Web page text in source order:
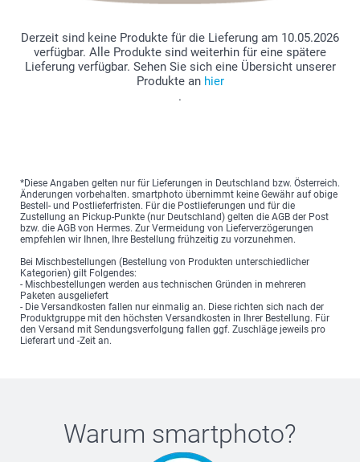
Derzeit sind keine Produkte für die Lieferung am 10.05.2026
verfügbar. Alle Produkte sind weiterhin für eine spätere
Lieferung verfügbar. Sehen Sie sich eine Übersicht unserer
Produkte an hier
.
*Diese Angaben gelten nur für Lieferungen in Deutschland bzw. Österreich.
Änderungen vorbehalten. smartphoto übernimmt keine Gewähr auf obige
Bestell- und Postlieferfristen. Für die Postlieferungen und für die
Zustellung an Pickup-Punkte (nur Deutschland) gelten die AGB der Post
bzw. die AGB von Hermes. Zur Vermeidung von Lieferverzögerungen
empfehlen wir Ihnen, Ihre Bestellung frühzeitig zu vorzunehmen.
Bei Mischbestellungen (Bestellung von Produkten unterschiedlicher
Kategorien) gilt Folgendes:
- Mischbestellungen werden aus technischen Gründen in mehreren
Paketen ausgeliefert
- Die Versandkosten fallen nur einmalig an. Diese richten sich nach der
Produktgruppe mit den höchsten Versandkosten in Ihrer Bestellung. Für
den Versand mit Sendungsverfolgung fallen ggf. Zuschläge jeweils pro
Lieferart und -Zeit an.
Warum smartphoto?